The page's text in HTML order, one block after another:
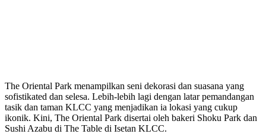
The Oriental Park menampilkan seni dekorasi dan suasana yang
sofistikated dan selesa. Lebih-lebih lagi dengan latar pemandangan
tasik dan taman KLCC yang menjadikan ia lokasi yang cukup
ikonik. Kini, The Oriental Park disertai oleh bakeri Shoku Park dan
Sushi Azabu di The Table di Isetan KLCC.